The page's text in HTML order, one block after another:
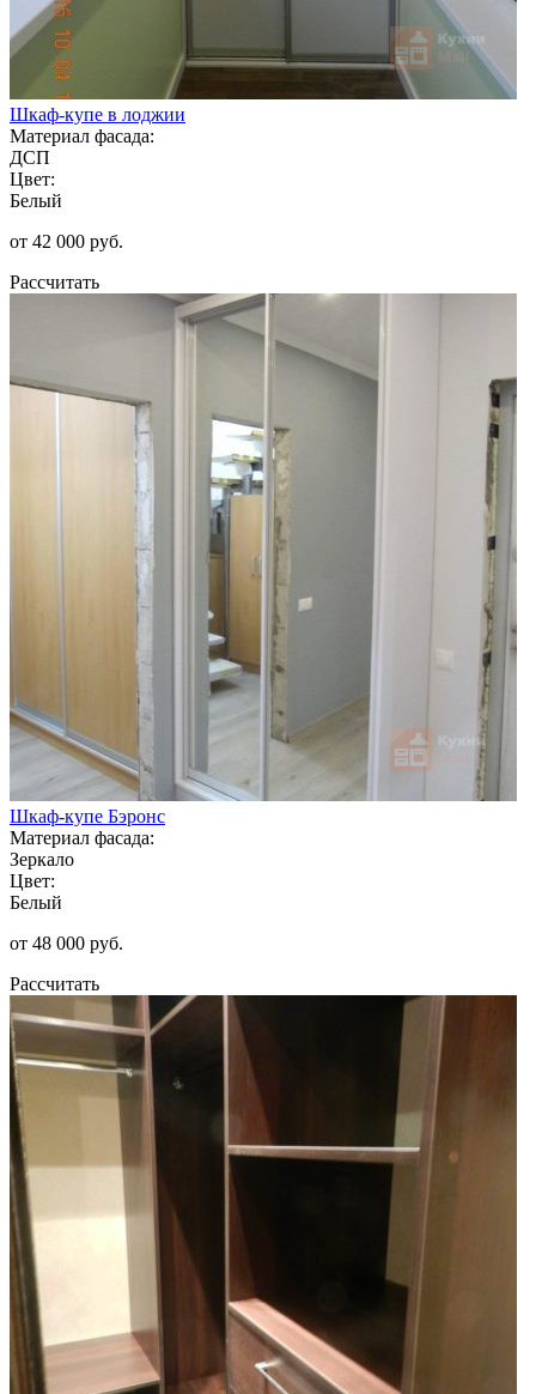
Шкаф-купе в лоджии
Материал фасада:
ДСП
Цвет:
Белый
от 42 000 руб.
Рассчитать
Шкаф-купе Бэронс
Материал фасада:
Зеркало
Цвет:
Белый
от 48 000 руб.
Рассчитать